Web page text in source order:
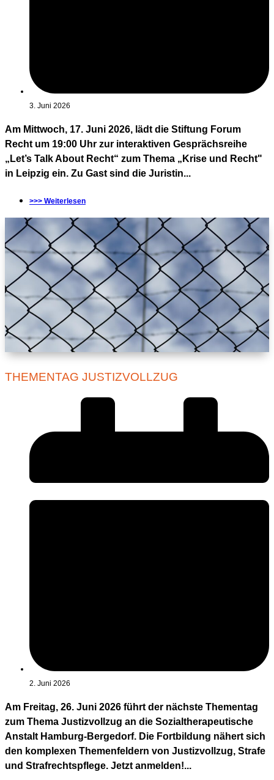
3. Juni 2026
Am Mittwoch, 17. Juni 2026, lädt die Stiftung Forum
Recht um 19:00 Uhr zur interaktiven Gesprächsreihe
„Let’s Talk About Recht“ zum Thema „Krise und Recht"
in Leipzig ein. Zu Gast sind die Juristin...
>>> Weiterlesen
THEMENTAG JUSTIZVOLLZUG
2. Juni 2026
Am Freitag, 26. Juni 2026 führt der nächste Thementag
zum Thema Justizvollzug an die Sozialtherapeutische
Anstalt Hamburg-Bergedorf. Die Fortbildung nähert sich
den komplexen Themenfeldern von Justizvollzug, Strafe
und Strafrechtspflege. Jetzt anmelden!...